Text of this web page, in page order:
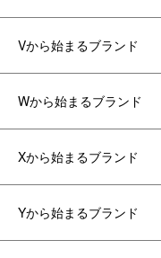
Vから始まるブランド
Wから始まるブランド
Xから始まるブランド
Yから始まるブランド